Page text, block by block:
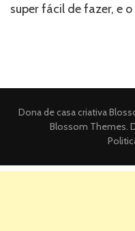
super fácil de fazer, e
Dona de casa criativa
Blossom Themes.